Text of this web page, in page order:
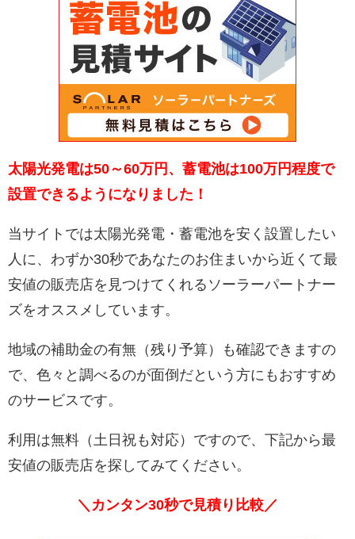
太陽光発電は50～60万円、蓄電池は100万円程度で
設置できるようになりました！
当サイトでは太陽光発電・蓄電池を安く設置したい
人に、わずか30秒であなたのお住まいから近くて最
安値の販売店を見つけてくれるソーラーパートナー
ズをオススメしています。
地域の補助金の有無（残り予算）も確認できますの
で、色々と調べるのが面倒だという方にもおすすめ
のサービスです。
利用は無料（土日祝も対応）ですので、下記から最
安値の販売店を探してみてください。
＼カンタン30秒で見積り比較／